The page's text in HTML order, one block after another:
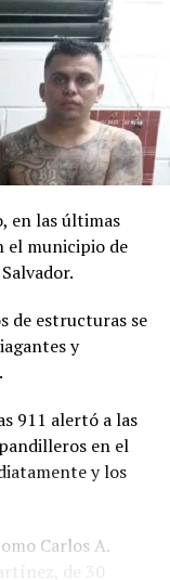
en las últimas
el municipio de
de estructuras se
y
911 alertó a las
en el
y los
Carlos A.
de 30